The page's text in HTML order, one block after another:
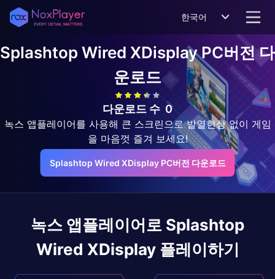
한국어
Splashtop Wired XDisplayPC버전 다
운로드
다운로드 수 0
녹스 앱플레이어를 사용해 큰 스크린으로 발열현상 없이 게임
을 마음껏 즐겨 보세요!
Splashtop Wired XDisplay PC버전 다운로드
녹스 앱플레이어로 Splashtop
Wired XDisplay 플레이하기